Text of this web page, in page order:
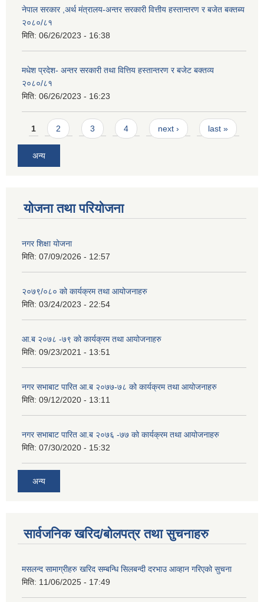
नेपाल सरकार ,अर्थ मंत्रालय-अन्तर सरकारी वित्तीय हस्तान्तरण र बजेत बक्तब्य
२०८०/८१
मिति: 06/26/2023 - 16:38
मधेश प्रदेश- अन्तर सरकारी तथा वित्तिय हस्तान्तरण र बजेट बक्तव्य
२०८०/८१
मिति: 06/26/2023 - 16:23
Pages
1 2 3 4 next › last »
अन्य
योजना तथा परियोजना
नगर शिक्षा योजना
मिति: 07/09/2026 - 12:57
२०७९/०८० को कार्यक्रम तथा आयोजनाहरु
मिति: 03/24/2023 - 22:54
आ.ब २०७८ -७९ को कार्यक्रम तथा आयोजनाहरु
मिति: 09/23/2021 - 13:51
नगर सभाबाट पारित आ.ब २०७७-७८ को कार्यक्रम तथा आयोजनाहरु
मिति: 09/12/2020 - 13:11
नगर सभाबाट पारित आ.ब २०७६ -७७ को कार्यक्रम तथा आयोजनाहरु
मिति: 07/30/2020 - 15:32
अन्य
सार्वजनिक खरिद/बोलपत्र तथा सुचनाहरु
मसलन्द सामाग्रीहरु खरिद सम्बन्धि सिलबन्दी दरभाउ आव्हान गरिएको सुचना
मिति: 11/06/2025 - 17:49